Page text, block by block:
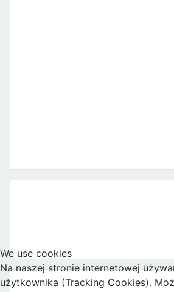
We use cookies
Na naszej stronie internetowej
użytkownika (Tracking Cookies).